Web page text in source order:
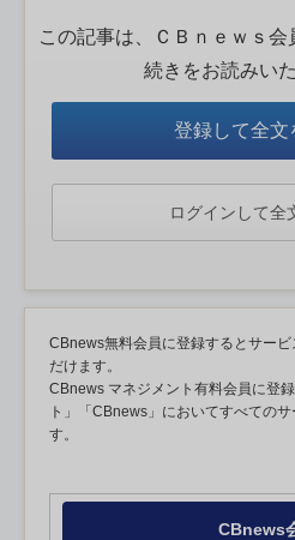
この記事は、ＣＢｎｅｗｓ
続きをお読みい
登録して全文
ログインして全
CBnews無料会員に登録するとサー
だけます。
CBnews マネジメント有料会員に登
ト」「CBnews」においてすべての
す。
CBnews